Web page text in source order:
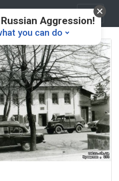
Aggression!
you can do
💸